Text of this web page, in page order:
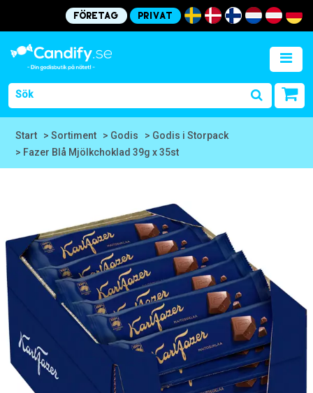
Företag Privat
Start > Sortiment > Godis
> Godis i Storpack
> Fazer Blå Mjölkchoklad 39g x 35st